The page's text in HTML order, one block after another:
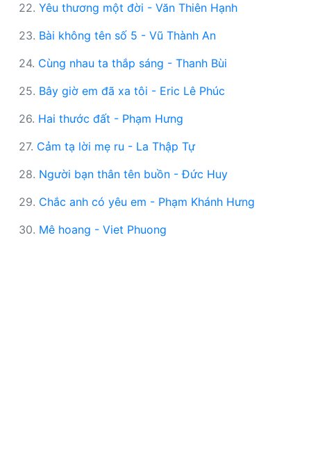
22. Yêu thương một đời - Văn Thiên Hạnh
23. Bài không tên số 5 - Vũ Thành An
24. Cùng nhau ta thắp sáng - Thanh Bùi
25. Bây giờ em đã xa tôi - Eric Lê Phúc
26. Hai thước đất - Phạm Hưng
27. Cảm tạ lời mẹ ru - La Thập Tự
28. Người bạn thân tên buồn - Đức Huy
29. Chắc anh có yêu em - Phạm Khánh Hưng
30. Mê hoang - Viet Phuong